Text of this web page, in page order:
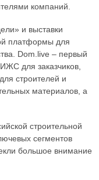
компаний.
и выставки
платформы для
Dom.live – первый
для заказчиков,
строителей и
материалов, а
строительной
сегментов
большое внимание